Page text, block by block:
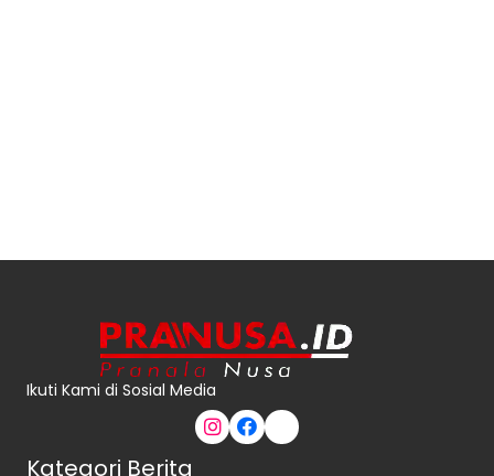
Ikuti Kami di Sosial Media
Kategori Berita